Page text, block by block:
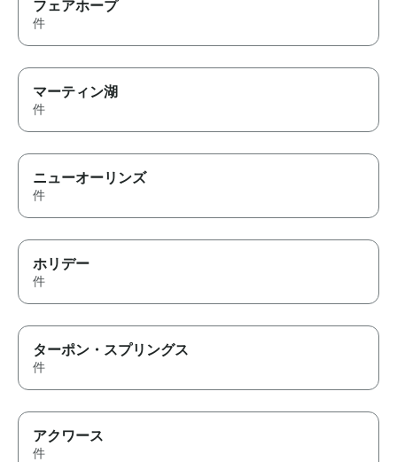
フェアホープ
件
マーティン湖
件
ニューオーリンズ
件
ホリデー
件
ターポン・スプリングス
件
アクワース
件